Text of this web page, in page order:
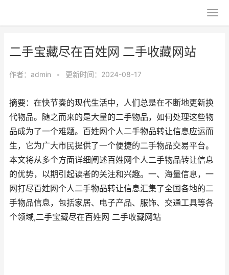
二手宝藏尽在百姓网 二手收藏网站
作者： admin • 更新时间：2024-08-17
摘要：在快节奏的现代生活中，人们总是在不断地更新换
代物品。随之而来的是大量的二手物品，如何处理这些物
品成为了一个难题。百姓网个人二手物品转让信息应运而
生，它为广大市民提供了一个便捷的二手物品交易平台。
本文将从多个方面详细阐述百姓网个人二手物品转让信息
的优势，以期引起读者的关注和兴趣。一、海量信息，一
网打尽百姓网个人二手物品转让信息汇集了全国各地的二
手物品信息，包括家居、电子产品、服饰、交通工具等各
个领域,二手宝藏尽在百姓网 二手收藏网站